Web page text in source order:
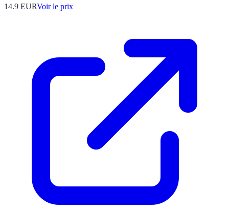
14.9 EURVoir le prix